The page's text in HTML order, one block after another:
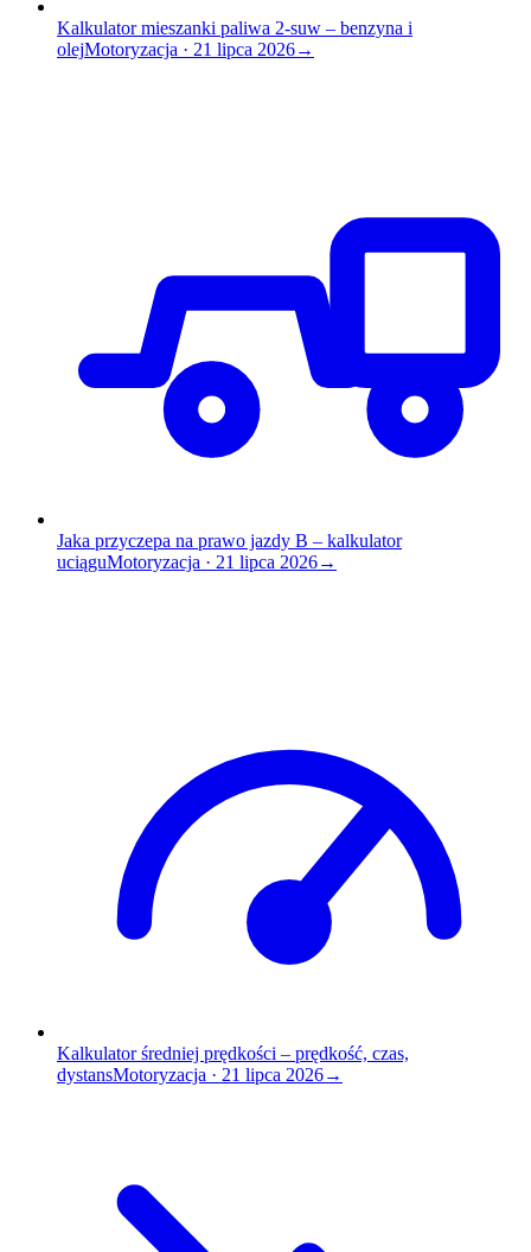
Kalkulator mieszanki paliwa 2-suw – benzyna i
olejMotoryzacja · 21 lipca 2026→
Jaka przyczepa na prawo jazdy B – kalkulator
uciąguMotoryzacja · 21 lipca 2026→
Kalkulator średniej prędkości – prędkość, czas,
dystansMotoryzacja · 21 lipca 2026→